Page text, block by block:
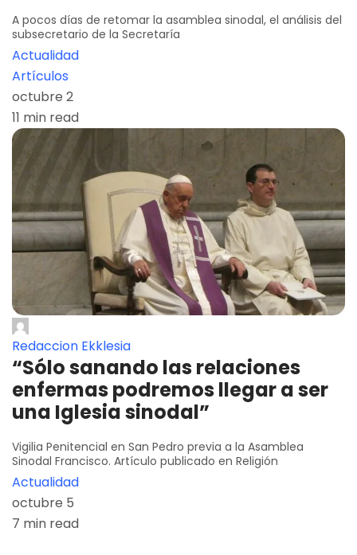
A pocos días de retomar la asamblea sinodal, el análisis del
subsecretario de la Secretaría
Actualidad
Artículos
octubre 2
11 min read
Redaccion Ekklesia
“Sólo sanando las relaciones
enfermas podremos llegar a ser
una Iglesia sinodal”
Vigilia Penitencial en San Pedro previa a la Asamblea
Sinodal Francisco. Artículo publicado en Religión
Actualidad
octubre 5
7 min read